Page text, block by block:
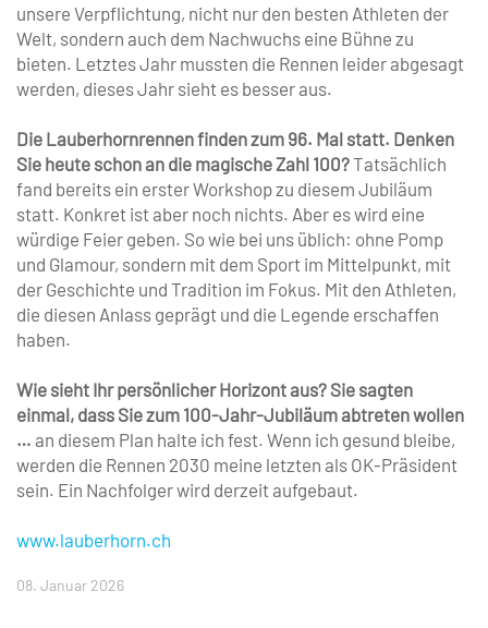
unsere Verpflichtung, nicht nur den besten Athleten der
Welt, sondern auch dem Nachwuchs eine Bühne zu
bieten. Letztes Jahr mussten die Rennen leider abgesagt
werden, dieses Jahr sieht es besser aus.
Die Lauberhornrennen finden zum 96. Mal statt. Denken
Sie heute schon an die magische Zahl 100?Tatsächlich
fand bereits ein erster Workshop zu diesem Jubiläum
statt. Konkret ist aber noch nichts. Aber es wird eine
würdige Feier geben. So wie bei uns üblich: ohne Pomp
und Glamour, sondern mit dem Sport im Mittelpunkt, mit
der Geschichte und Tradition im Fokus. Mit den Athleten,
die diesen Anlass geprägt und die Legende erschaffen
haben.
Wie sieht Ihr persönlicher Horizont aus? Sie sagten
einmal, dass Sie zum 100-Jahr-Jubiläum abtreten wollen
… an diesem Plan halte ich fest. Wenn ich gesund bleibe,
werden die Rennen 2030 meine letzten als OK-Präsident
sein. Ein Nachfolger wird derzeit aufgebaut.
www.lauberhorn.ch
08. Januar 2026